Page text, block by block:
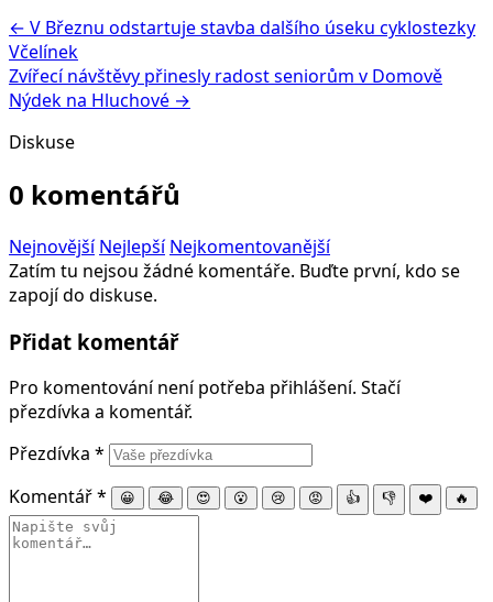
← V Březnu odstartuje stavba dalšího úseku cyklostezky
Včelínek
Zvířecí návštěvy přinesly radost seniorům v Domově
Nýdek na Hluchové →
Diskuse
0 komentářů
Nejnovější Nejlepší Nejkomentovanější
Zatím tu nejsou žádné komentáře. Buďte první, kdo se
zapojí do diskuse.
Přidat komentář
Pro komentování není potřeba přihlášení. Stačí
přezdívka a komentář.
Přezdívka *
Komentář* 😀 😂 😍 😮 😢 😡 👍 👎 ❤️ 🔥